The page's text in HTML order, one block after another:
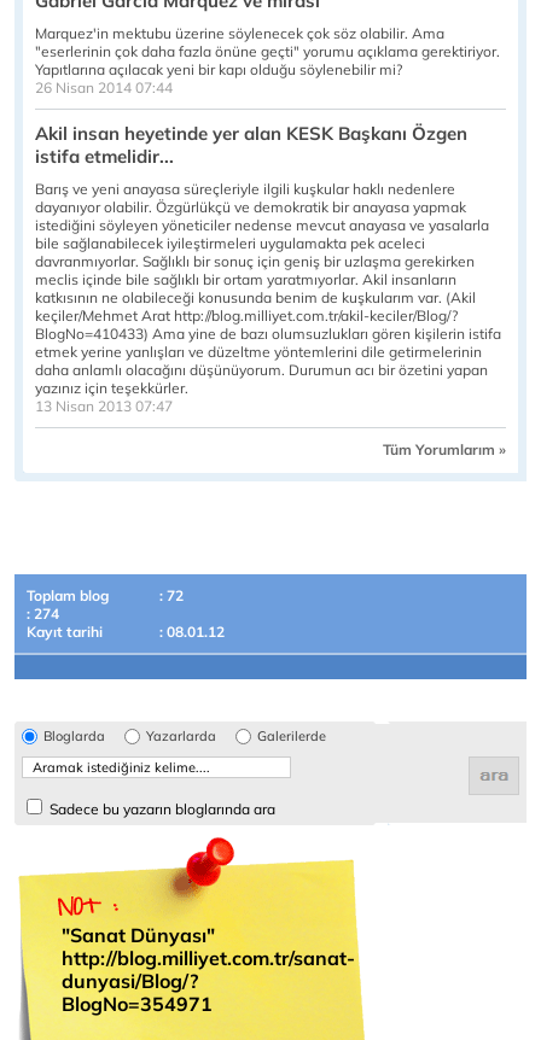
Marquez'in mektubu üzerine söylenecek çok söz olabilir. Ama
"eserlerinin çok daha fazla önüne geçti" yorumu açıklama gerektiriyor.
Yapıtlarına açılacak yeni bir kapı olduğu söylenebilir mi?
26 Nisan 2014 07:44
Akil insan heyetinde yer alan KESK Başkanı Özgen
istifa etmelidir...
Barış ve yeni anayasa süreçleriyle ilgili kuşkular haklı nedenlere
dayanıyor olabilir. Özgürlükçü ve demokratik bir anayasa yapmak
istediğini söyleyen yöneticiler nedense mevcut anayasa ve yasalarla
bile sağlanabilecek iyileştirmeleri uygulamakta pek aceleci
davranmıyorlar. Sağlıklı bir sonuç için geniş bir uzlaşma gerekirken
meclis içinde bile sağlıklı bir ortam yaratmıyorlar. Akil insanların
katkısının ne olabileceği konusunda benim de kuşkularım var. (Akil
keçiler/Mehmet Arat http://blog.milliyet.com.tr/akil-keciler/Blog/?
BlogNo=410433) Ama yine de bazı olumsuzlukları gören kişilerin istifa
etmek yerine yanlışları ve düzeltme yöntemlerini dile getirmelerinin
daha anlamlı olacağını düşünüyorum. Durumun acı bir özetini yapan
yazınız için teşekkürler.
13 Nisan 2013 07:47
Tüm Yorumlarım »
Toplam blog
: 72
: 274
Kayıt tarihi
: 08.01.12
Bloglarda Yazarlarda Galerilerde
Sadece bu yazarın bloglarında ara
"Sanat Dünyası"
http://blog.milliyet.com.tr/sanat-
dunyasi/Blog/?
BlogNo=354971